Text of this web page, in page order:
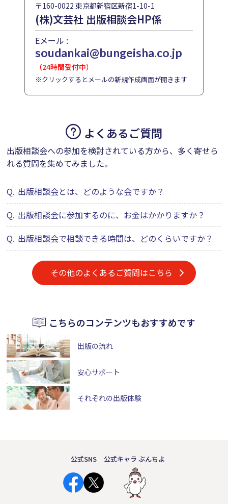
〒160-0022 東京都新宿区新宿1-10-1
(株)文芸社 出版相談会HP係
Eメール :
soudankai@bungeisha.co.jp
（24時間受付中）
※クリックするとメールの新規作成画面が開きます
よくあるご質問
出版相談会への参加を検討されている方から、多く寄せら
れる質問を集めてみました。
Q. 出版相談会とは、どのような会ですか？
Q. 出版相談会に参加するのに、お金はかかりますか？
Q. 出版相談会で相談できる時間は、どのくらいですか？
その他のよくあるご質問はこちら
こちらのコンテンツもおすすめです
出版の流れ
安心サポート
それぞれの出版体験
公式SNS 公式キャラ ぶんちよ